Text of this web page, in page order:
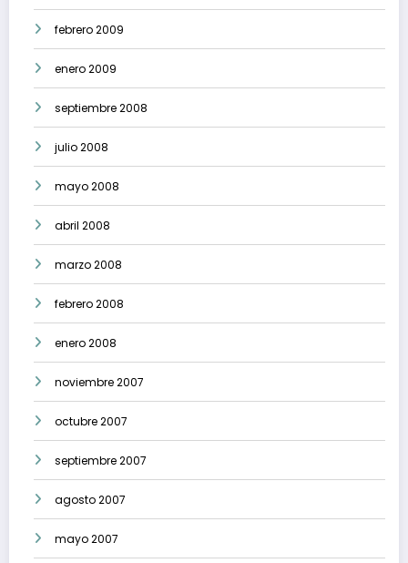
febrero 2009
enero 2009
septiembre 2008
julio 2008
mayo 2008
abril 2008
marzo 2008
febrero 2008
enero 2008
noviembre 2007
octubre 2007
septiembre 2007
agosto 2007
mayo 2007